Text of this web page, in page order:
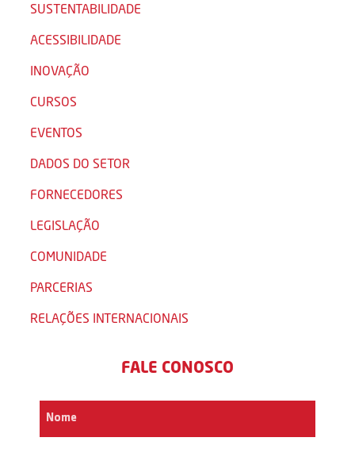
SUSTENTABILIDADE
ACESSIBILIDADE
INOVAÇÃO
CURSOS
EVENTOS
DADOS DO SETOR
FORNECEDORES
LEGISLAÇÃO
COMUNIDADE
PARCERIAS
RELAÇÕES INTERNACIONAIS
FALE CONOSCO